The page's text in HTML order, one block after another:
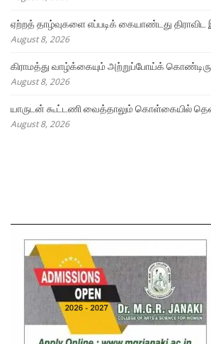
ஏற்றத் தாழ்வுகளை எப்படிக் கையாண்டது
August 8, 2026
கிராமத்து வாழ்க்கையும் அற்றுப்போய்க்
August 8, 2026
யாருடன் கூட்டணி வைத்தாலும் கொள்கையில்
August 8, 2026